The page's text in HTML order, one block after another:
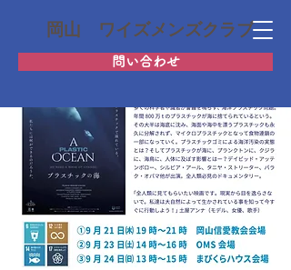
問い合わせ
岡山 ワイズメンズクラブ